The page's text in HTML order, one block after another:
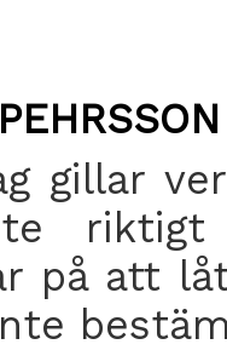
gillar
på att